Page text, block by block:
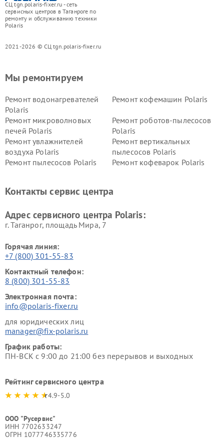
СЦ tgn.polaris-fixer.ru - сеть
сервисных центров в Таганроге по
ремонту и обслуживанию техники
Polaris
2021-2026 © СЦ tgn.polaris-fixer.ru
Мы ремонтируем
Ремонт водонагревателей
Polaris
Ремонт кофемашин Polaris
Ремонт микроволновых
печей Polaris
Ремонт роботов-пылесосов
Polaris
Ремонт увлажнителей
воздуха Polaris
Ремонт вертикальных
пылесосов Polaris
Ремонт пылесосов Polaris
Ремонт кофеварок Polaris
Контакты сервис центра
Адрес сервисного центра Polaris:
г. Таганрог, площадь Мира, 7
Горячая линия:
+7 (800) 301-55-83
Контактный телефон:
8 (800) 301-55-83
Электронная почта:
info@polaris-fixer.ru
для юридических лиц
manager@fix-polaris.ru
График работы:
ПН-ВСК с 9:00 до 21:00 без перерывов и выходных
Рейтинг сервисного центра
4.9-5.0
ООО "Русервис"
ИНН 7702633247
ОГРН 1077746335776